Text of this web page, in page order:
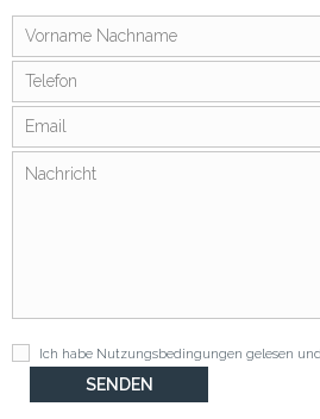
Ich habe Nutzungsbedingungen gelesen